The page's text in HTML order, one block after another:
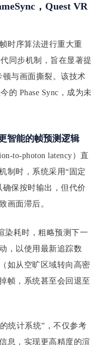
，Quest VR
时序算法进行重大重
同步机制，旨在显著提
与画面撕裂。该技术
的 Phase Sync，成为未
智能的帧预测逻辑
to-photon latency）直
制时，系统采用“固定
保按时输出，但代价
画面滞后。
染耗时，粗略预测下一
，以使用最新追踪数
如从空旷区域转向高密
帧，系统甚至会回退至
统计系统”，不仅参考
息，实现更高精度的渲